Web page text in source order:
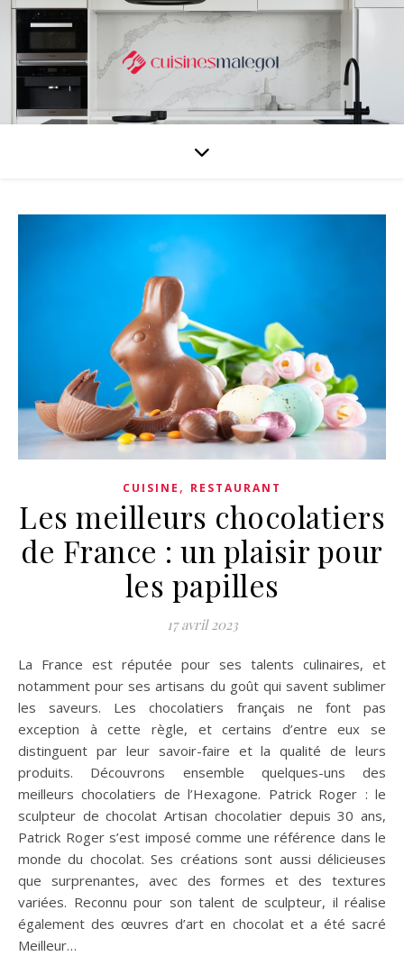
CUISINE , RESTAURANT
Les meilleurs chocolatiers
de France : un plaisir pour
les papilles
17 avril 2023
La France est réputée pour ses talents culinaires, et
notamment pour ses artisans du goût qui savent sublimer
les saveurs. Les chocolatiers français ne font pas
exception à cette règle, et certains d’entre eux se
distinguent par leur savoir-faire et la qualité de leurs
produits. Découvrons ensemble quelques-uns des
meilleurs chocolatiers de l’Hexagone. Patrick Roger : le
sculpteur de chocolat Artisan chocolatier depuis 30 ans,
Patrick Roger s’est imposé comme une référence dans le
monde du chocolat. Ses créations sont aussi délicieuses
que surprenantes, avec des formes et des textures
variées. Reconnu pour son talent de sculpteur, il réalise
également des œuvres d’art en chocolat et a été sacré
Meilleur…